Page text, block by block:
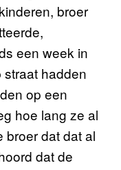
broer
een week in
straat hadden
op een
hoe lang ze al
broer dat dat al
dat de